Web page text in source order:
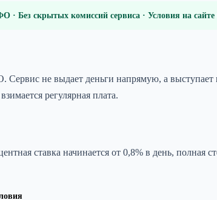
· Без скрытых комиссий сервиса · Условия на
не выдает деньги напрямую, а
регулярная плата.
ставка начинается от 0,8% в день,